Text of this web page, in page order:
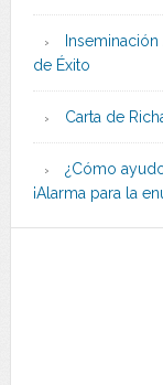
de Éxito
Carta de
¿Cómo
¡Alarma para la